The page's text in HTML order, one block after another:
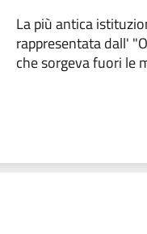
La più antica
rappresentata dall'
che sorgeva fuori le